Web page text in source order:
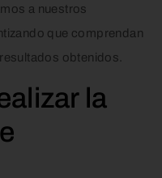
a nuestros
que comprendan
obtenidos.
la